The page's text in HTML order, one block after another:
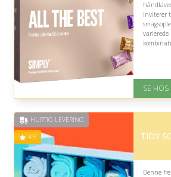
inviterer
På
God
SE HOS
HURTIG LEVERING
4.5 TIDY
Denne